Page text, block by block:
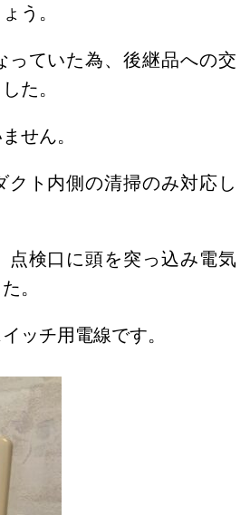
う。
っていた為、後継品への交
た。
せん。
クト内側の清掃のみ対応し
点検口に頭を突っ込み電気
。
ッチ用電線です。